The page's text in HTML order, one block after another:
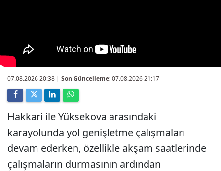
07.08.2026 20:38 | Son Güncelleme:07.08.2026 21:17
Hakkari ile Yüksekova arasındaki
karayolunda yol genişletme çalışmaları
devam ederken, özellikle akşam saatlerinde
çalışmaların durmasının ardından